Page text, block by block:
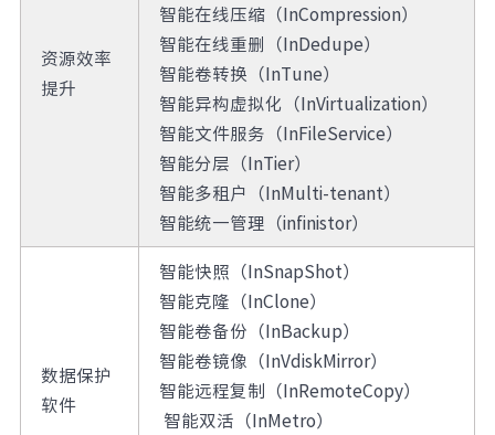
资源效率
提升
智能在线压缩（InCompression）
智能在线重删（InDedupe）
智能卷转换（InTune）
智能异构虚拟化（InVirtualization）
智能文件服务（InFileService）
智能分层（InTier）
智能多租户（InMulti-tenant）
智能统一管理（infinistor）
数据保护
软件
智能快照（InSnapShot）
智能克隆（InClone）
智能卷备份（InBackup）
智能卷镜像（InVdiskMirror）
智能远程复制（InRemoteCopy）
智能双活（InMetro）